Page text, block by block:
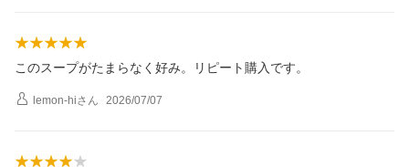
このスープがたまらなく好み。リピート購入です。
lemon-hiさん 2026/07/07